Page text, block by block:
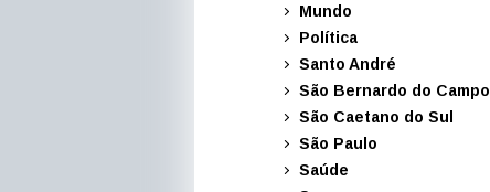
Mundo
Política
Santo André
São Bernardo do Campo
São Caetano do Sul
São Paulo
Saúde